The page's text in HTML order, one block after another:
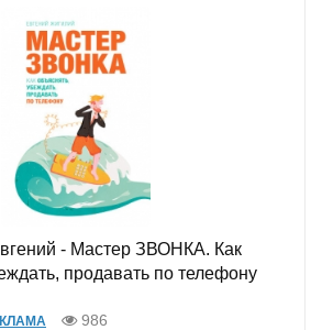
- Мастер ЗВОНКА. Как
продавать по телефону
986